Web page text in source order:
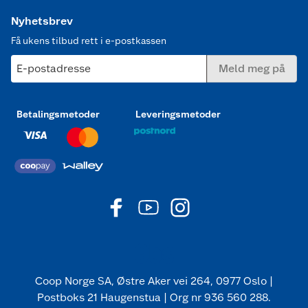
Nyhetsbrev
Få ukens tilbud rett i e-postkassen
E-postadresse Meld meg på
Betalingsmetoder Leveringsmetoder
Coop Norge SA, Østre Aker vei 264, 0977 Oslo |
Postboks 21 Haugenstua | Org nr 936 560 288.